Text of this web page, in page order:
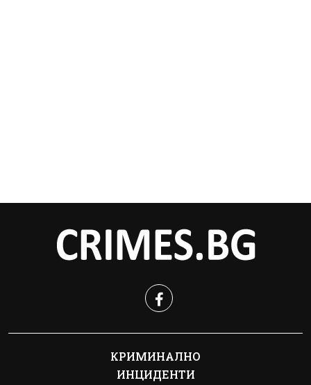
КРИМИНАЛНО
ИНЦИДЕНТИ